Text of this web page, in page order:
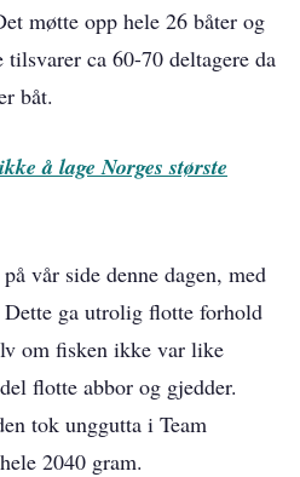
møtte opp hele 26 båter og
ca 60-70 deltagere da
båt.
å lage Norges største
vår side denne dagen, med
ga utrolig flotte forhold
om fisken ikke var like
flotte abbor og gjedder.
tok unggutta i Team
2040 gram.